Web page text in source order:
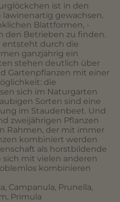
ist in den
gewachsen.
Blattformen, -
den Betrieben zu finden.
entsteht durch die
ganzjährig ein
stehen deutlich über
Gartenpflanzen mit einer
die
sich im Naturgarten
Sorten sind eine
im Staudenbeet. Und
zweijährigen Pflanzen
Rahmen, der mit immer
kombiniert werden
als horstbildende
sich mit vielen anderen
kombinieren
Campanula, Prunella,
Primula